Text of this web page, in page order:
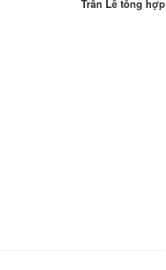
Trần Lê tổng hợp